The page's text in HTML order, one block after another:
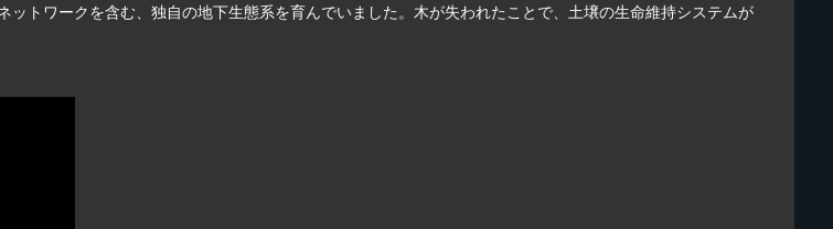
トワークを含む、独自の地下生態系を育んでいました。木が失われたことで、土壌の生命維持システムが